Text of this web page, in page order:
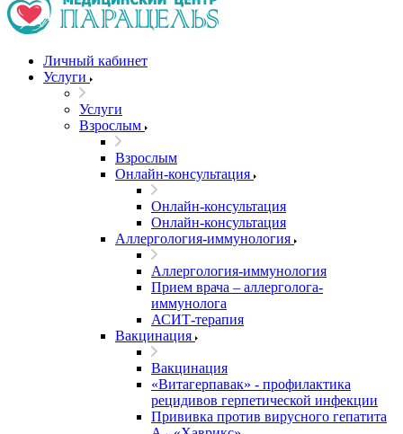
Личный кабинет
Услуги
Услуги
Взрослым
Взрослым
Онлайн-консультация
Онлайн-консультация
Онлайн-консультация
Аллергология-иммунология
Аллергология-иммунология
Прием врача – аллерголога-
иммунолога
АСИТ-терапия
Вакцинация
Вакцинация
«Витагерпавак» - профилактика
рецидивов герпетической инфекции
Прививка против вирусного гепатита